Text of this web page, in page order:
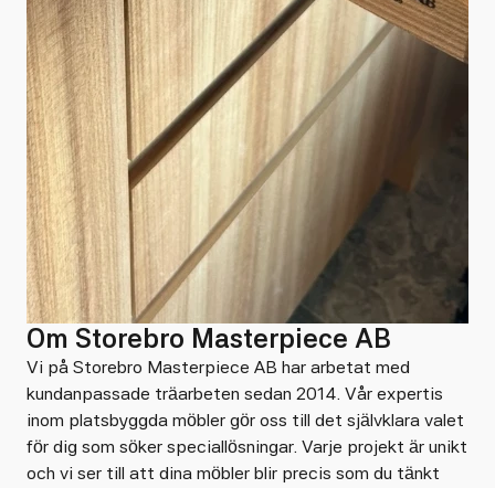
Om Storebro Masterpiece AB
Vi på Storebro Masterpiece AB har arbetat med
kundanpassade träarbeten sedan 2014. Vår expertis
inom platsbyggda möbler gör oss till det självklara valet
för dig som söker speciallösningar. Varje projekt är unikt
och vi ser till att dina möbler blir precis som du tänkt